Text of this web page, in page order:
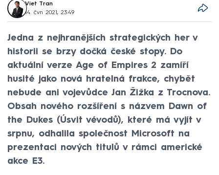
Viet Tran
14. čvn 2021, 23:49
Jedna z nejhranějších strategických her v
historii se brzy dočká české stopy. Do
aktuální verze Age of Empires 2 zamíří
husité jako nová hratelná frakce, chybět
nebude ani vojevůdce Jan Žižka z Trocnova.
Obsah nového rozšíření s názvem Dawn of
the Dukes (Úsvit vévodů), které má vyjít v
srpnu, odhalila společnost Microsoft na
prezentaci nových titulů v rámci americké
akce E3.